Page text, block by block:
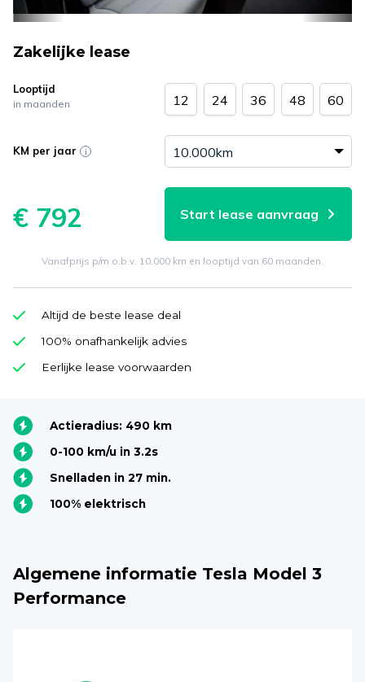
Zakelijke lease
Looptijd
in maanden 12 24 36 48 60
KM per jaar
€ 792 Start lease aanvraag
Vanafprijs p/m o.b.v. 10.000 km en looptijd van 60 maanden.
Altijd de beste lease deal
100% onafhankelijk advies
Eerlijke lease voorwaarden
Actieradius: 490 km
0-100 km/u in 3.2s
Snelladen in 27 min.
100% elektrisch
Algemene informatie Tesla Model 3
Performance